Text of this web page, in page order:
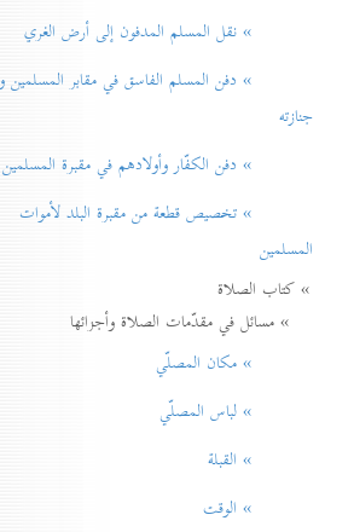
» نقل المسلم المدفون إلی أرض الغري
» دفن المسلم الفاسق في مقابر المسلمين
جنازته
» دفن الكفّار وأولادهم في مقبرة المسلمين
» تخصيص قطعة من مقبرة البلد لأموات
المسلمين
» كتاب الصلاة
» مسائل في مقدّمات الصلاة وأجزائها
» مكان المصلّي
» لباس المصلّي
» القبلة
» الوقت